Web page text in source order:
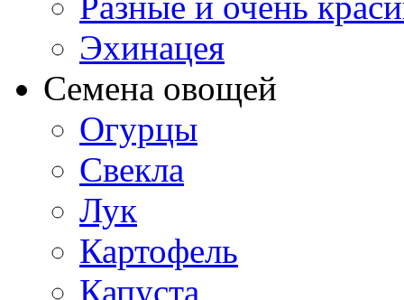
Эхинацея
Семена овощей
Огурцы
Свекла
Лук
Картофель
Капуста